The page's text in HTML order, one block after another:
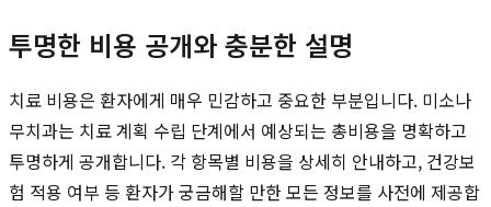
투명한 비용 공개와 충분한 설명
치료 비용은 환자에게 매우 민감하고 중요한 부분입니다. 미소나
무치과는 치료 계획 수립 단계에서 예상되는 총비용을 명확하고
투명하게 공개합니다. 각 항목별 비용을 상세히 안내하고, 건강보
험 적용 여부 등 환자가 궁금해할 만한 모든 정보를 사전에 제공합